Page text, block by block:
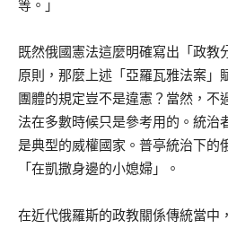
等。」
既然俄國憲法這麼明確寫出「政教
原則，那麼上述「亞羅瓦雅法案」
團體的規定豈不是違憲？當然，不
法在多數時候只是參考用的。統治
是典型的威權國家。普亭統治下的
「在凱撒身邊的小媳婦」。
在近代俄羅斯的政教關係傳統當中